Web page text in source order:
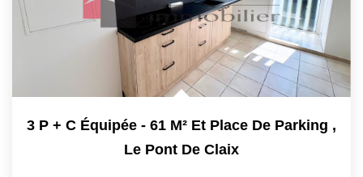
3 P + C Équipée - 61 M² Et Place De Parking ,
Le Pont De Claix